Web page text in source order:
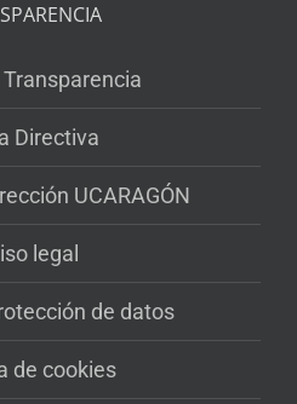
Directiva
UCARAGÓN
legal
de datos
de cookies